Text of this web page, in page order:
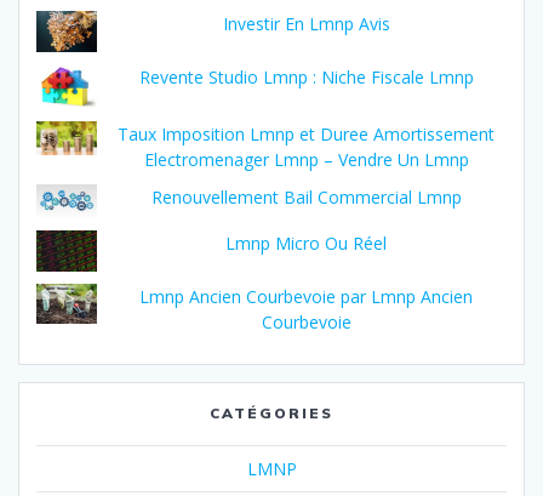
Investir En Lmnp Avis
Revente Studio Lmnp : Niche Fiscale Lmnp
Taux Imposition Lmnp et Duree Amortissement
Electromenager Lmnp – Vendre Un Lmnp
Renouvellement Bail Commercial Lmnp
Lmnp Micro Ou Réel
Lmnp Ancien Courbevoie par Lmnp Ancien
Courbevoie
CATÉGORIES
LMNP